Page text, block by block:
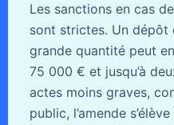
Les sanctions en cas
sont strictes. Un dépôt
grande quantité peut
75 000 € et jusqu’à
actes moins graves,
public, l’amende